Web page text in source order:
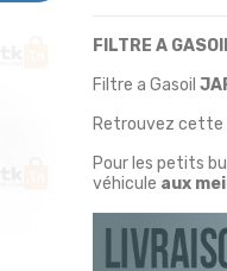
FILTRE A
Filtre a Gasoil
Retrouvez cette
Pour les petits
véhicule aux